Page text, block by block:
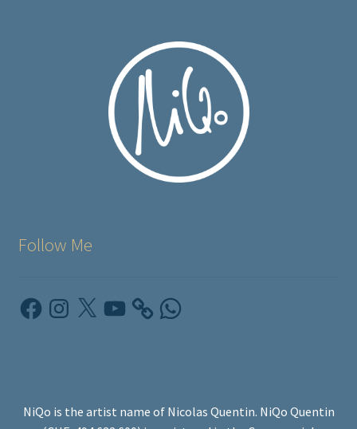
Follow Me
FacebookInstagram
X YouTube WhatsApp
NiQo is the artist name of Nicolas Quentin. NiQo Quentin